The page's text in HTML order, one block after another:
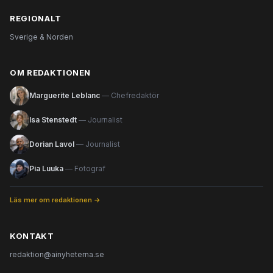
REGIONALT
Sverige & Norden
OM REDAKTIONEN
Marguerite Leblanc — Chefredaktör
Isa Stenstedt — Journalist
Dorian Lavol — Journalist
Pia Luuka — Fotograf
Läs mer om redaktionen →
KONTAKT
redaktion@ainyheterna.se